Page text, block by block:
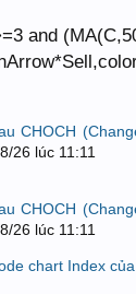
and
CHOCH
26 lúc 11:11
CHOCH
26 lúc 11:11
chart Index